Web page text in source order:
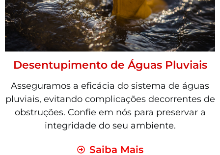
Desentupimento de Águas Pluviais
Asseguramos a eficácia do sistema de águas
pluviais, evitando complicações decorrentes de
obstruções. Confie em nós para preservar a
integridade do seu ambiente.
Saiba Mais